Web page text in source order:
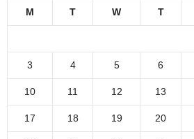
M T W T
3 4 5 6
10 11 12 13
17 18 19 20